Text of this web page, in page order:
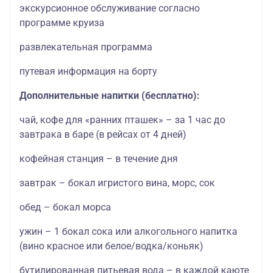
экскурсионное обслуживание согласно
программе круиза
развлекательная программа
путевая информация на борту
Дополнительные напитки (бесплатно):
чай, кофе для «ранних пташек» – за 1 час до
завтрака в баре (в рейсах от 4 дней)
кофейная станция – в течение дня
завтрак – бокал игристого вина, морс, сок
обед – бокал морса
ужин – 1 бокал сока или алкогольного напитка
(вино красное или белое/водка/коньяк)
бутилированная питьевая вода – в каждой каюте